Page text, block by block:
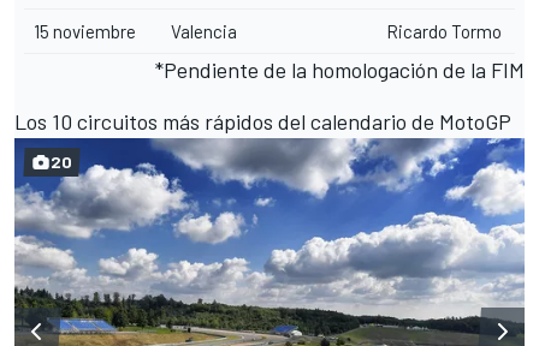
15 noviembre Valencia Ricardo Tormo
*Pendiente de la homologación de la FIM
Los 10 circuitos más rápidos del calendario de MotoGP
20